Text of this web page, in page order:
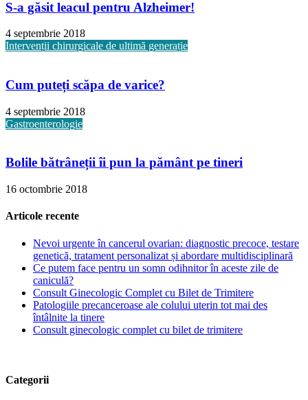
S-a găsit leacul pentru Alzheimer!
4 septembrie 2018
Intervenții chirurgicale de ultimă generație
Cum puteți scăpa de varice?
4 septembrie 2018
Gastroenterologie
Bolile bătrâneții îi pun la pământ pe tineri
16 octombrie 2018
Articole recente
Nevoi urgente în cancerul ovarian: diagnostic precoce, testare
genetică, tratament personalizat și abordare multidisciplinară
Ce putem face pentru un somn odihnitor în aceste zile de
caniculă?
Consult Ginecologic Complet cu Bilet de Trimitere
Patologiile precanceroase ale colului uterin tot mai des
întâlnite la tinere
Consult ginecologic complet cu bilet de trimitere
Categorii